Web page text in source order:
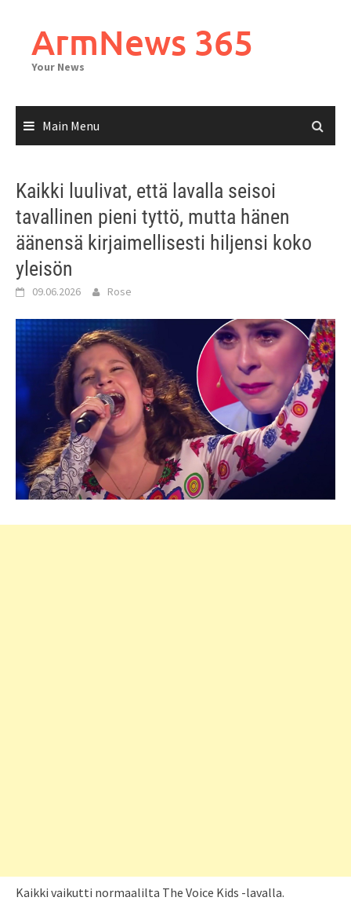
contentArmNews 365
Your News
Main Menu
Kaikki luulivat, että lavalla seisoi
tavallinen pieni tyttö, mutta hänen
äänensä kirjaimellisesti hiljensi koko
yleisön
09.06.2026 Rose
Kaikki vaikutti normaalilta The Voice Kids -lavalla.